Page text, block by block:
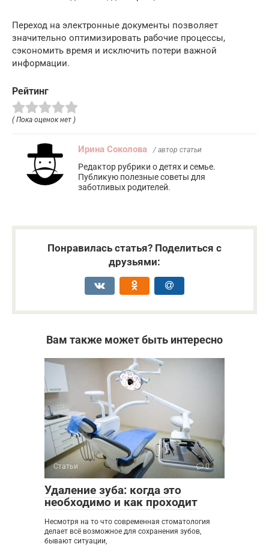
Переход на электронные документы позволяет
значительно оптимизировать рабочие процессы,
сэкономить время и исключить потери важной
информации.
Рейтинг
( Пока оценок нет )
Ирина Соколова / автор статьи
Редактор рубрики о детях и семье.
Публикую полезные советы для
заботливых родителей.
Понравилась статья? Поделиться с
друзьями:
Вам также может быть интересно
Статьи 0
Удаление зуба: когда это
необходимо и как проходит
Несмотря на то что современная стоматология
делает всё возможное для сохранения зубов,
бывают ситуации,